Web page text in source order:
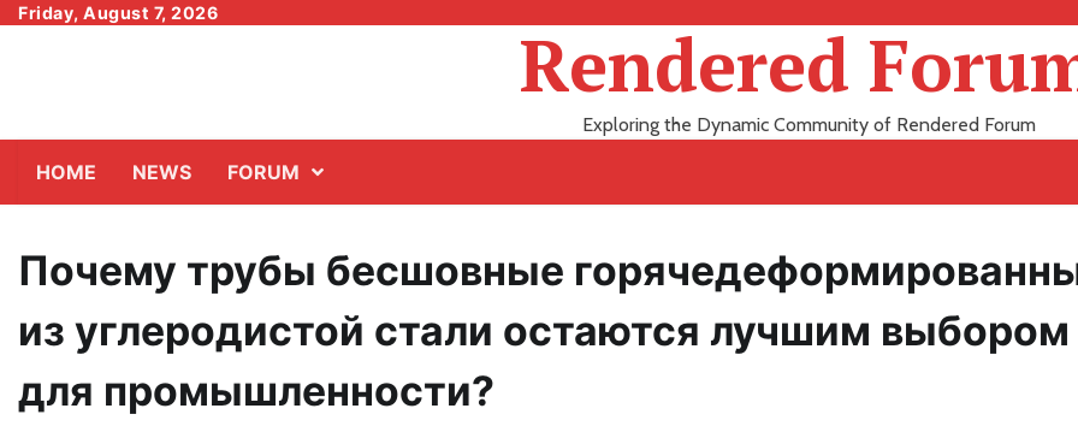
SkipFriday, August 7, 2026
Rendered
Exploring the Dynamic Community of Rendered Forum
HOME NEWS FORUM
Почему трубы бесшовные
из углеродистой стали остаются лучшим выбором
для промышленности?